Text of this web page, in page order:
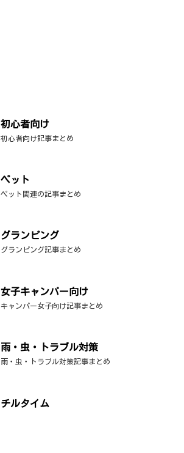
初心者向け
初心者向け記事まとめ
ペット
ペット関連の記事まとめ
グランピング
グランピング記事まとめ
女子キャンパー向け
キャンパー女子向け記事まとめ
雨・虫・トラブル対策
雨・虫・トラブル対策記事まとめ
チルタイム